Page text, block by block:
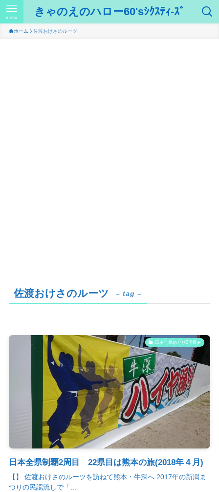
きゃのえのハロー60'sｼｸｽﾃｨ-ｽﾞ
menu
ホーム 佐渡おけさのルーツ
佐渡おけさのルーツ – tag –
日本全県めぐり2周目✈️
日本全県制覇2周目 22県目は熊本の旅(2018年４月)
【】 佐渡おけさのルーツを訪ねて熊本・牛深へ 2017年の新潟ま
つりの民謡流しで「...